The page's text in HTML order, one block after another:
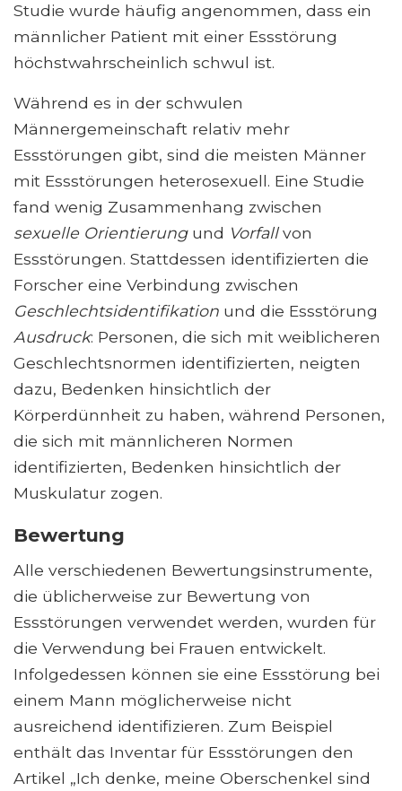
Studie wurde häufig angenommen, dass ein
männlicher Patient mit einer Essstörung
höchstwahrscheinlich schwul ist.
Während es in der schwulen
Männergemeinschaft relativ mehr
Essstörungen gibt, sind die meisten Männer
mit Essstörungen heterosexuell. Eine Studie
fand wenig Zusammenhang zwischen
sexuelle Orientierungund Vorfallvon
Essstörungen. Stattdessen identifizierten die
Forscher eine Verbindung zwischen
Geschlechtsidentifikation und die Essstörung
Ausdruck: Personen, die sich mit weiblicheren
Geschlechtsnormen identifizierten, neigten
dazu, Bedenken hinsichtlich der
Körperdünnheit zu haben, während Personen,
die sich mit männlicheren Normen
identifizierten, Bedenken hinsichtlich der
Muskulatur zogen.
Bewertung
Alle verschiedenen Bewertungsinstrumente,
die üblicherweise zur Bewertung von
Essstörungen verwendet werden, wurden für
die Verwendung bei Frauen entwickelt.
Infolgedessen können sie eine Essstörung bei
einem Mann möglicherweise nicht
ausreichend identifizieren. Zum Beispiel
enthält das Inventar für Essstörungen den
Artikel „Ich denke, meine Oberschenkel sind